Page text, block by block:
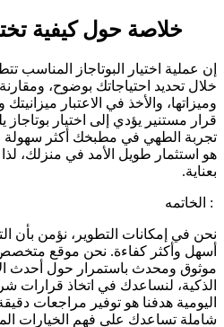
خلاصة حول كيفية
إن عملية اختيار البوتاجاز
خلال تحديد احتياجاتك بوضوح، ومقارنة
وميزاتها، والأخذ في الاعتبار
قرار مستنير يؤدي إلى اختيار
تجربة الطهي في مطبخك أكثر سهولة
هو استثمار طويل الأمد في منزلك،
بعناية.
: الخاتمه
نحن في إمكانات التطوير، نؤمن بأن
أسهل وأكثر كفاءة. نحن موقع
موثوق ومحدث باستمرار حول أحدث
الذكية، لنساعدك في اتخاذ قرارات
اليومية هدفنا هو توفير مراجعات
شاملة تساعدك على فهم الخيارات